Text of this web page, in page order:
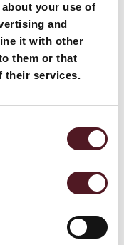
your use of
and
it with other
them or that
their services.
der Frischp
sichern tr